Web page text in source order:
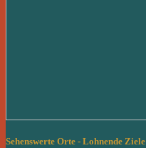
Sehenswerte Orte - Lohnende Ziele